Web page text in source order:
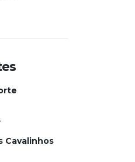
Cavalinhos